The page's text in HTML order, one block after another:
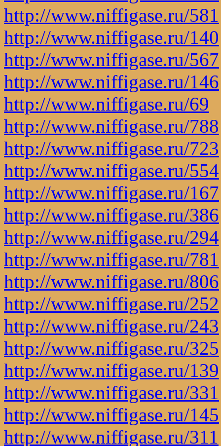
http://www.niffigase.ru/581
http://www.niffigase.ru/140
http://www.niffigase.ru/567
http://www.niffigase.ru/146
http://www.niffigase.ru/69
http://www.niffigase.ru/788
http://www.niffigase.ru/723
http://www.niffigase.ru/554
http://www.niffigase.ru/167
http://www.niffigase.ru/386
http://www.niffigase.ru/294
http://www.niffigase.ru/781
http://www.niffigase.ru/806
http://www.niffigase.ru/252
http://www.niffigase.ru/243
http://www.niffigase.ru/325
http://www.niffigase.ru/139
http://www.niffigase.ru/331
http://www.niffigase.ru/145
http://www.niffigase.ru/311